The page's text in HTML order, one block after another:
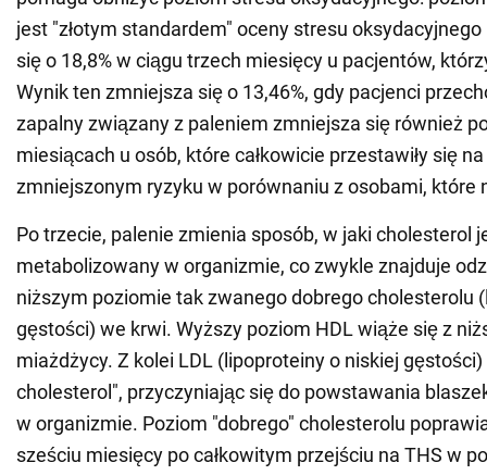
jest "złotym standardem" oceny stresu
się o 18,8% w ciągu trzech miesięcy u pacjentów,
Wynik ten zmniejsza się o 13,46%, gdy pacjenci
zapalny związany z paleniem zmniejsza się również
miesiącach u osób, które całkowicie przestawiły się
zmniejszonym ryzyku w porównaniu z osobami, które
Po trzecie, palenie zmienia sposób, w jaki cholesterol
metabolizowany w organizmie, co zwykle znajduje
niższym poziomie tak zwanego dobrego cholesterolu
gęstości) we krwi. Wyższy poziom HDL wiąże się z
miażdżycy. Z kolei LDL (lipoproteiny o niskiej gęstości)
cholesterol", przyczyniając się do powstawania
w organizmie. Poziom "dobrego" cholesterolu
sześciu miesięcy po całkowitym przejściu na THS w